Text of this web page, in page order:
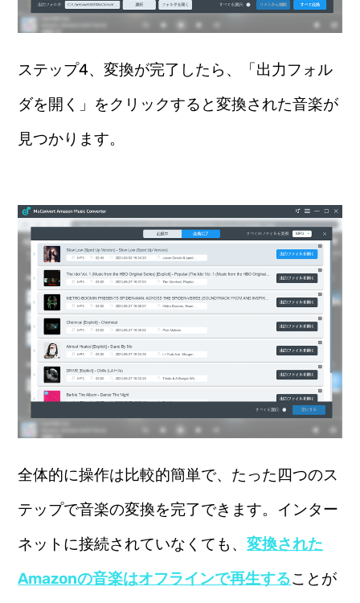
ステップ4、変換が完了したら、「出力フォル
ダを開く」をクリックすると変換された音楽が
見つかります。
全体的に操作は比較的簡単で、たった四つのス
テップで音楽の変換を完了できます。インター
ネットに接続されていなくても、変換された
Amazonの音楽はオフラインで再生することが